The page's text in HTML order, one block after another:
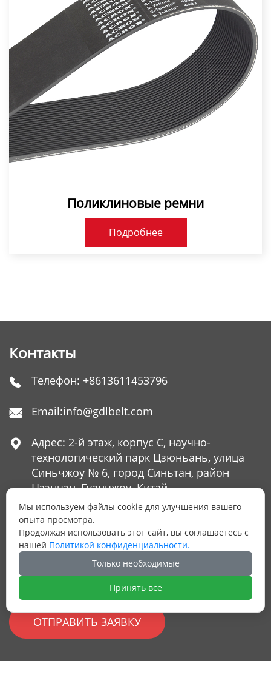
Поликлиновые ремни
Подробнее
Контакты
 Телефон: +8613611453796
 Email:info@gdlbelt.com

Адрес: 2-й этаж, корпус C, научно-
технологический парк Цзюньань, улица
Синьчжоу № 6, город Синьтан, район
Цзэнчэн, Гуанчжоу, Китай
ОСТАЛИСЬ ВОПРОСЫ?
Оставьте нам Ваш номер телефона и мы
ответим на них
ОТПРАВИТЬ ЗАЯВКУ
Мы используем файлы cookie для улучшения вашего
опыта просмотра.
Продолжая использовать этот сайт, вы соглашаетесь с
нашей Политикой конфиденциальности.
Только необходимые
Принять все